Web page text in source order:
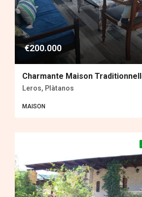
€200.000
Charmante Maison
Leros, Plàtanos
MAISON